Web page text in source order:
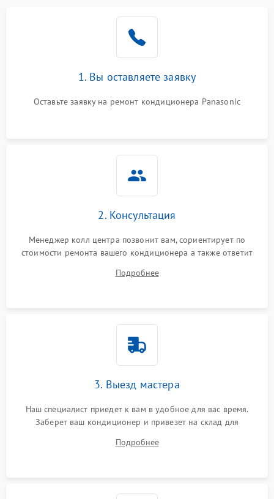
1. Вы оставляете заявку
Оставьте заявку на ремонт кондиционера Panasonic
2. Консультация
Менеджер колл центра позвонит вам, сориентирует по
стоимости ремонта вашего кондиционера а также ответит
Подробнее
3. Выезд мастера
Наш специалист приедет к вам в удобное для вас время.
Заберет ваш кондиционер и привезет на склад для
Подробнее